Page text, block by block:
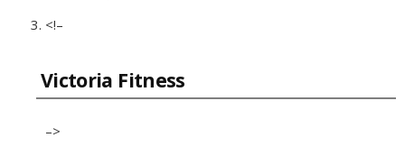
<!–
Victoria Fitness
–>